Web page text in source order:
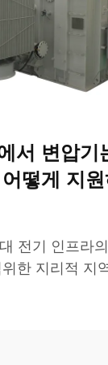
서 변압기
떻게 지
전기 인프라
한 지리적 지
한다. 전력 변